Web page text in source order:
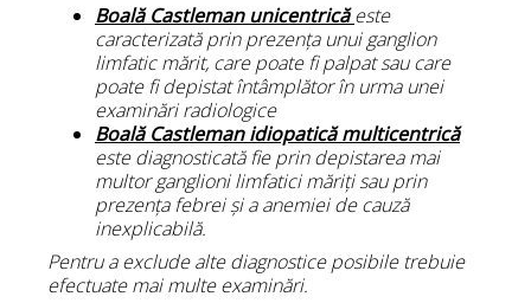
Boală Castleman unicentricăeste
caracterizată prin prezența unui ganglion
limfatic mărit, care poate fi palpat sau care
poate fi depistat întâmplător în urma unei
examinări radiologice
Boală Castleman idiopatică multicentrică
este diagnosticată fie prin depistarea mai
multor ganglioni limfatici măriți sau prin
prezența febrei și a anemiei de cauză
inexplicabilă.
Pentru a exclude alte diagnostice posibile trebuie
efectuate mai multe examinări.